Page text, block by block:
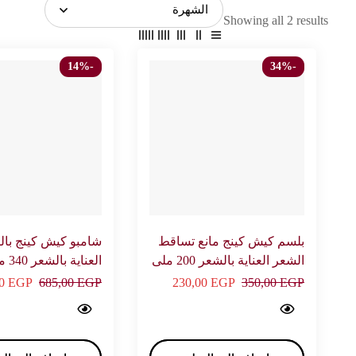
Showing all 2 results
-34%
بلسم كيش كينج مانع تساقط
الشعر العناية بالشعر 200 ملى
– كيش كينج
350,00EGP
230,00 EGP
Conditioner anti hair fall Hair care 340 ml - KESH KING…
-14%
شامبو كيش كينج
كيش كينج
685,00EGP
EGP
Onion shampoo Hair care 340 ml - KESH KING…